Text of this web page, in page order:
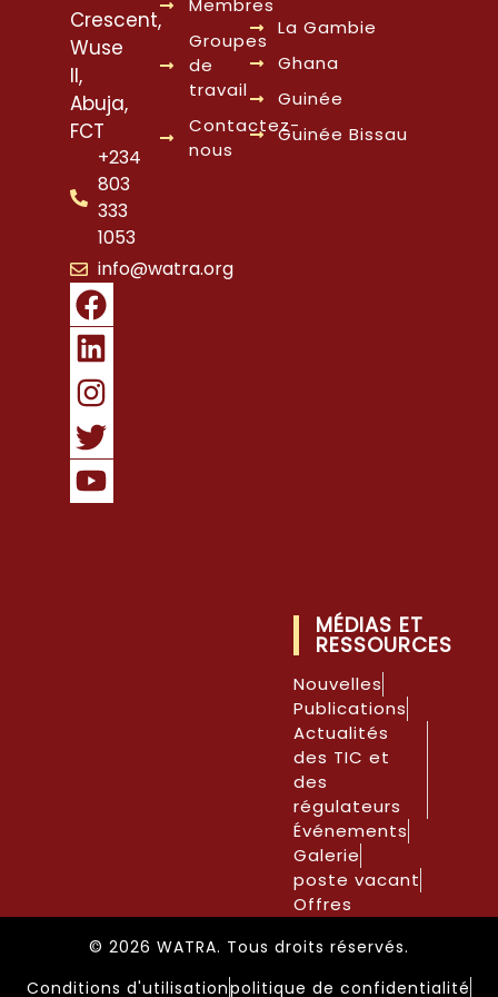
Crescent,
Wuse
II,
Abuja,
FCT
+234
803
333
1053
info@watra.org
Membres
Groupes
de
travail
Contactez-
nous
La Gambie
Ghana
Guinée
Guinée Bissau
MÉDIAS ET
RESSOURCES
Nouvelles
Publications
Actualités
des TIC et
des
régulateurs
Événements
Galerie
poste vacant
Offres
© 2026 WATRA. Tous droits réservés.
Conditions d'utilisationpolitique de confidentialité